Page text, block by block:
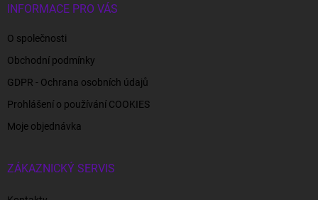
INFORMACE PRO VÁS
O společnosti
Obchodní podmínky
GDPR - Ochrana osobních údajů
Prohlášení o používání COOKIES
Moje objednávka
ZÁKAZNICKÝ SERVIS